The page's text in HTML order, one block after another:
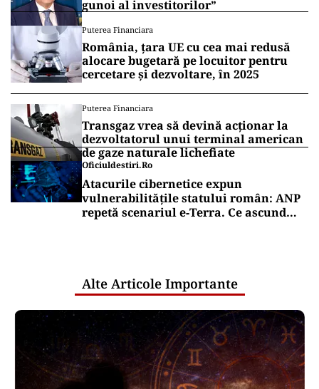
gunoi al investitorilor”
Puterea Financiara
România, țara UE cu cea mai redusă
alocare bugetară pe locuitor pentru
cercetare și dezvoltare, în 2025
Puterea Financiara
Transgaz vrea să devină acționar la
dezvoltatorul unui terminal american
de gaze naturale lichefiate
Oficiuldestiri.ro
Atacurile cibernetice expun
vulnerabilitățile statului român: ANP
repetă scenariul e‑Terra. Ce ascund
Alte Articole Importante